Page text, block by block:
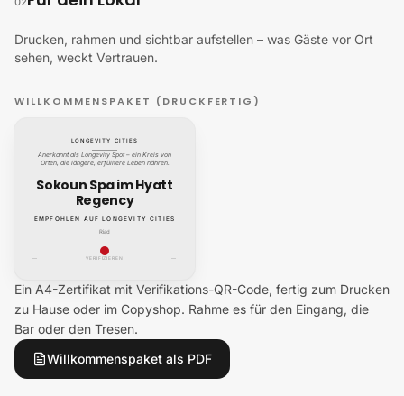
Drucken, rahmen und sichtbar aufstellen – was Gäste vor Ort
sehen, weckt Vertrauen.
WILLKOMMENSPAKET (DRUCKFERTIG)
LONGEVITY CITIES
Anerkannt als Longevity Spot – ein Kreis von
Orten, die längere, erfülltere Leben nähren.
Sokoun Spa im Hyatt
Regency
EMPFOHLEN AUF LONGEVITY CITIES
Riad
— VERIFIZIEREN —
Ein A4-Zertifikat mit Verifikations-QR-Code, fertig zum Drucken
zu Hause oder im Copyshop. Rahme es für den Eingang, die
Bar oder den Tresen.
Willkommenspaket als PDF